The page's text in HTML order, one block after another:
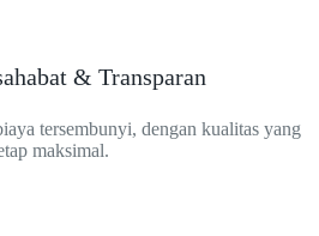
& Transparan
tersembunyi, dengan kualitas yang
maksimal.